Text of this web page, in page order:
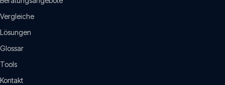
Vergleiche
Lösungen
Glossar
Tools
Kontakt